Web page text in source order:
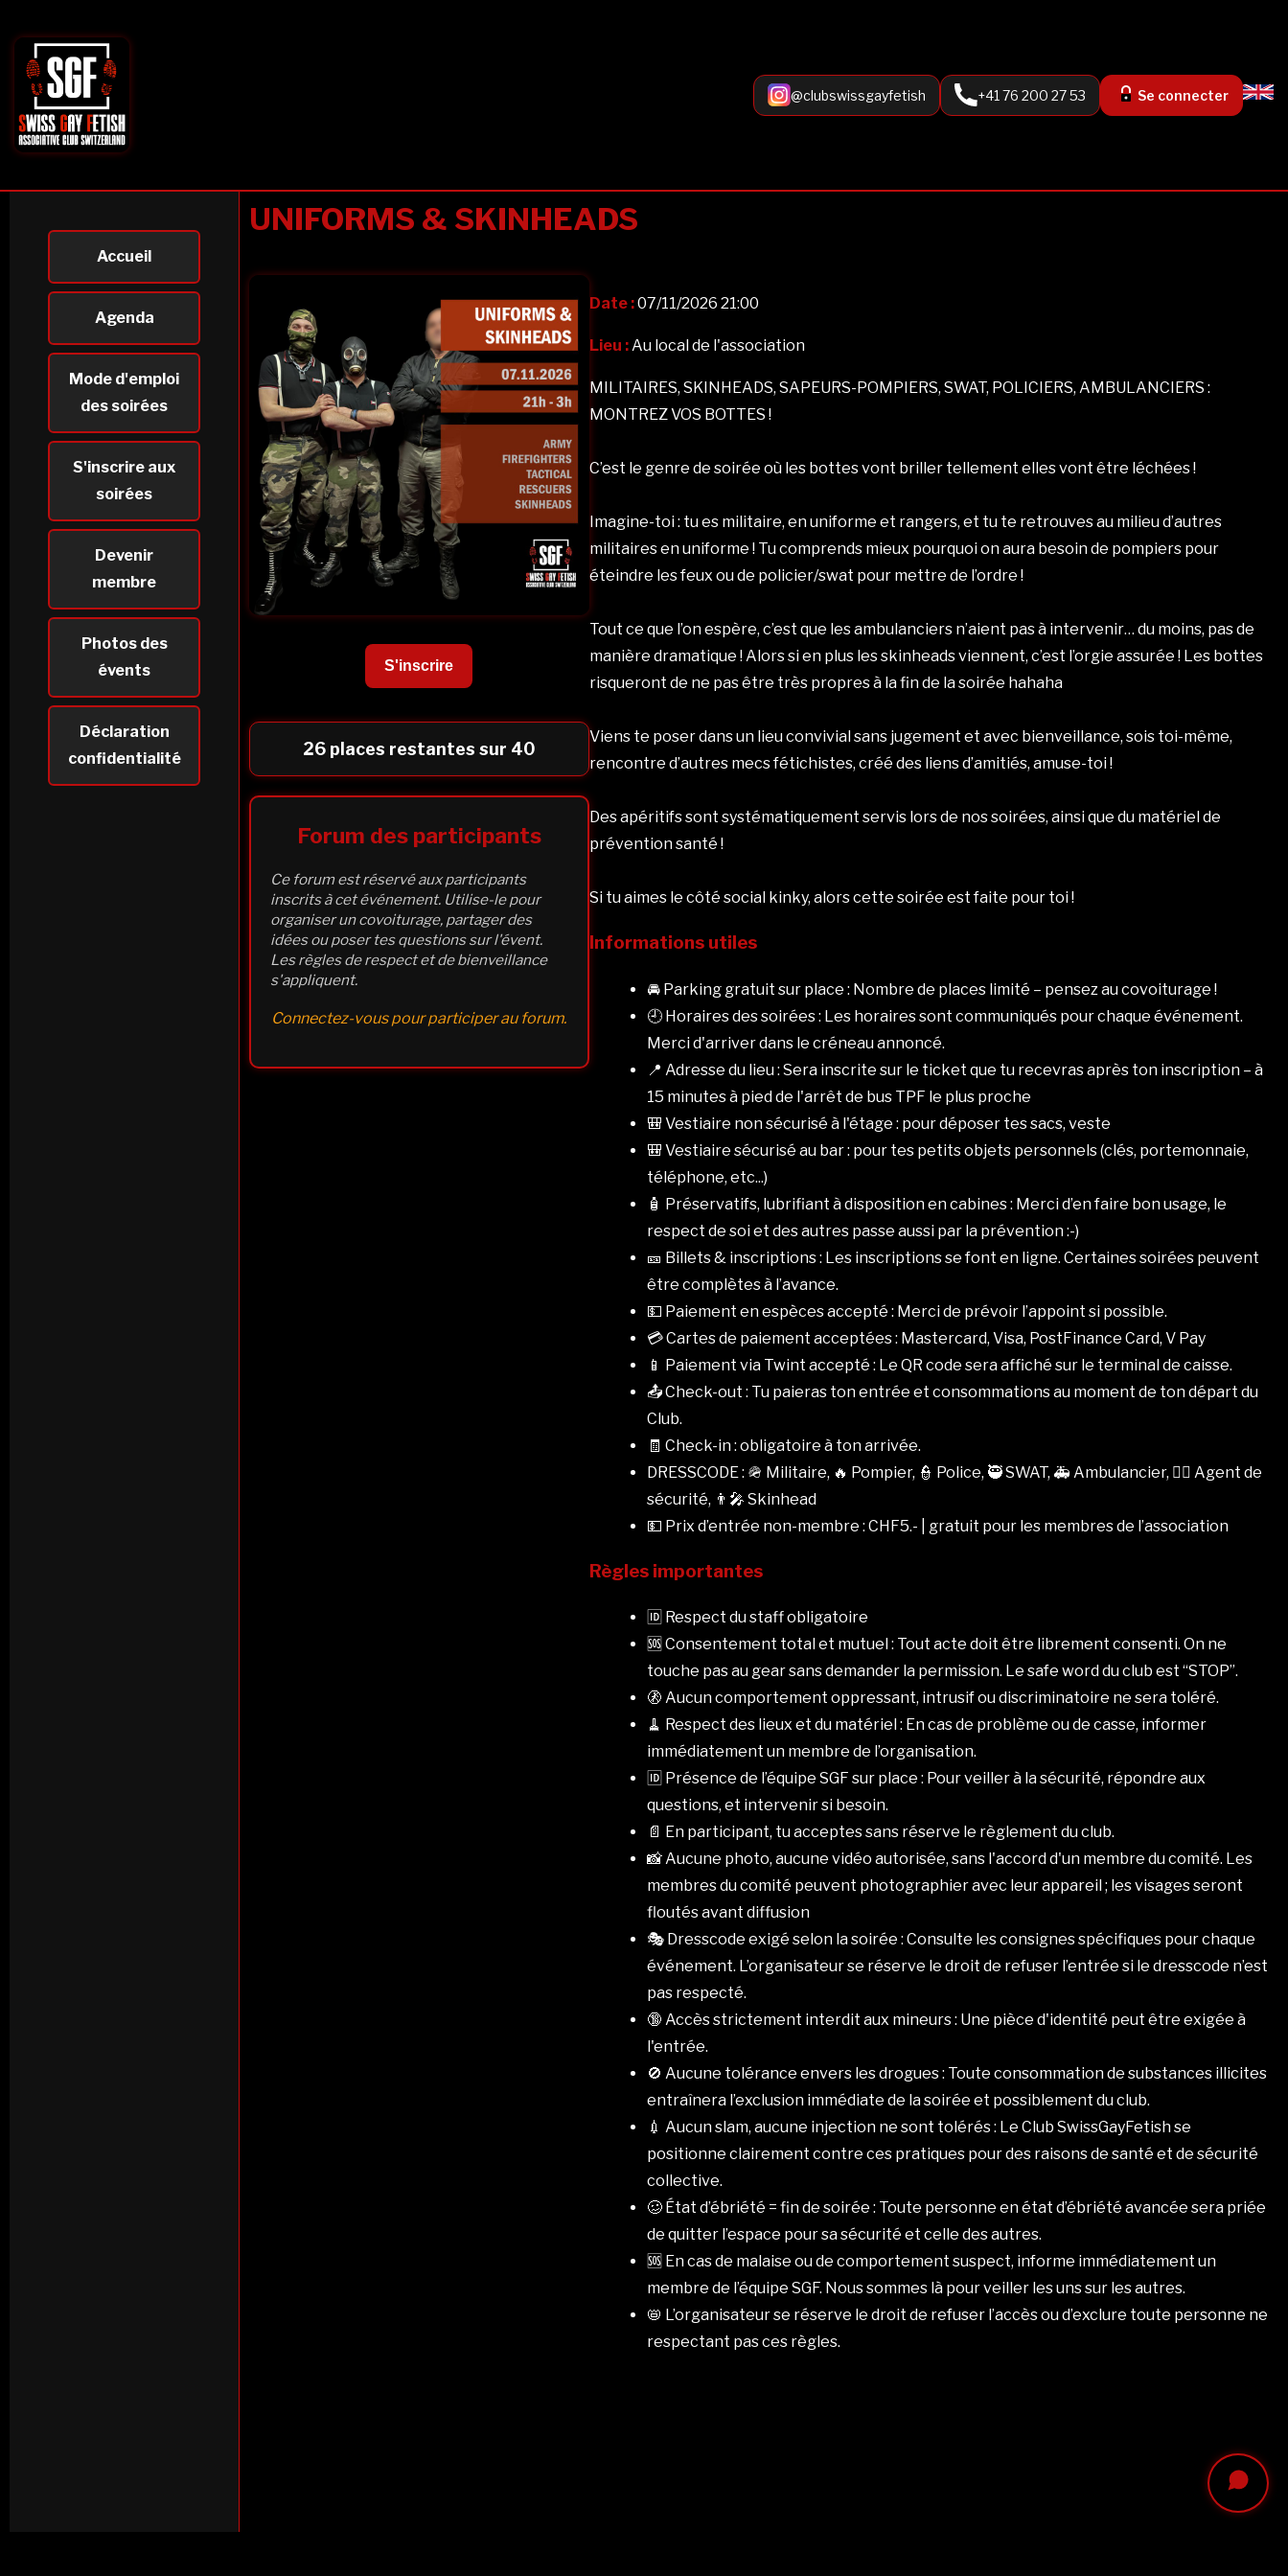
@clubswissgayfetish +41 76 200 27 53 Se connecter
Accueil
Agenda
Mode d'emploi
des soirées
S'inscrire aux
soirées
Devenir
membre
Photos des
évents
Déclaration
confidentialité
UNIFORMS & SKINHEADS
S'inscrire
26 places restantes sur 40
Forum des participants
Ce forum est réservé aux participants
inscrits à cet événement. Utilise-le pour
organiser un covoiturage, partager des
idées ou poser tes questions sur l'évent.
Les règles de respect et de bienveillance
s'appliquent.
Connectez-vous pour participer au forum.
Date :07/11/2026 21:00
Lieu :Au local de l'association
MILITAIRES, SKINHEADS, SAPEURS-POMPIERS, SWAT, POLICIERS, AMBULANCIERS :
MONTREZ VOS BOTTES !
C’est le genre de soirée où les bottes vont briller tellement elles vont être léchées !
Imagine-toi : tu es militaire, en uniforme et rangers, et tu te retrouves au milieu d’autres
militaires en uniforme ! Tu comprends mieux pourquoi on aura besoin de pompiers pour
éteindre les feux ou de policier/swat pour mettre de l’ordre !
Tout ce que l’on espère, c’est que les ambulanciers n’aient pas à intervenir… du moins, pas de
manière dramatique ! Alors si en plus les skinheads viennent, c’est l’orgie assurée ! Les bottes
risqueront de ne pas être très propres à la fin de la soirée hahaha
Viens te poser dans un lieu convivial sans jugement et avec bienveillance, sois toi-même,
rencontre d’autres mecs fétichistes, créé des liens d’amitiés, amuse-toi !
Des apéritifs sont systématiquement servis lors de nos soirées, ainsi que du matériel de
prévention santé !
Si tu aimes le côté social kinky, alors cette soirée est faite pour toi !
Informations utiles
🚘 Parking gratuit sur place : Nombre de places limité – pensez au covoiturage !
🕘 Horaires des soirées : Les horaires sont communiqués pour chaque événement.
Merci d'arriver dans le créneau annoncé.
📍 Adresse du lieu : Sera inscrite sur le ticket que tu recevras après ton inscription – à
15 minutes à pied de l'arrêt de bus TPF le plus proche
🎒 Vestiaire non sécurisé à l'étage : pour déposer tes sacs, veste
🎒 Vestiaire sécurisé au bar : pour tes petits objets personnels (clés, portemonnaie,
téléphone, etc...)
🧴 Préservatifs, lubrifiant à disposition en cabines : Merci d’en faire bon usage, le
respect de soi et des autres passe aussi par la prévention :-)
🎫 Billets & inscriptions : Les inscriptions se font en ligne. Certaines soirées peuvent
être complètes à l’avance.
💵 Paiement en espèces accepté : Merci de prévoir l’appoint si possible.
💳 Cartes de paiement acceptées : Mastercard, Visa, PostFinance Card, V Pay
📱 Paiement via Twint accepté : Le QR code sera affiché sur le terminal de caisse.
📤 Check-out : Tu paieras ton entrée et consommations au moment de ton départ du
Club.
🧾 Check-in : obligatoire à ton arrivée.
DRESSCODE : 🪖 Militaire, 🔥 Pompier, 👮 Police, 🥷 SWAT, 🚑 Ambulancier, 🧍‍♂️ Agent de
sécurité, 👨‍🎤 Skinhead
💵 Prix d’entrée non-membre : CHF5.- | gratuit pour les membres de l’association
Règles importantes
🆔 Respect du staff obligatoire
🆘 Consentement total et mutuel : Tout acte doit être librement consenti. On ne
touche pas au gear sans demander la permission. Le safe word du club est “STOP”.
🚷 Aucun comportement oppressant, intrusif ou discriminatoire ne sera toléré.
🧹 Respect des lieux et du matériel : En cas de problème ou de casse, informer
immédiatement un membre de l’organisation.
🆔 Présence de l’équipe SGF sur place : Pour veiller à la sécurité, répondre aux
questions, et intervenir si besoin.
📄 En participant, tu acceptes sans réserve le règlement du club.
📸 Aucune photo, aucune vidéo autorisée, sans l'accord d'un membre du comité. Les
membres du comité peuvent photographier avec leur appareil ; les visages seront
floutés avant diffusion
🎭 Dresscode exigé selon la soirée : Consulte les consignes spécifiques pour chaque
événement. L’organisateur se réserve le droit de refuser l’entrée si le dresscode n’est
pas respecté.
🔞 Accès strictement interdit aux mineurs : Une pièce d'identité peut être exigée à
l'entrée.
🚫 Aucune tolérance envers les drogues : Toute consommation de substances illicites
entraînera l’exclusion immédiate de la soirée et possiblement du club.
💉 Aucun slam, aucune injection ne sont tolérés : Le Club SwissGayFetish se
positionne clairement contre ces pratiques pour des raisons de santé et de sécurité
collective.
🥴 État d’ébriété = fin de soirée : Toute personne en état d’ébriété avancée sera priée
de quitter l’espace pour sa sécurité et celle des autres.
🆘 En cas de malaise ou de comportement suspect, informe immédiatement un
membre de l’équipe SGF. Nous sommes là pour veiller les uns sur les autres.
📛 L’organisateur se réserve le droit de refuser l’accès ou d’exclure toute personne ne
respectant pas ces règles.